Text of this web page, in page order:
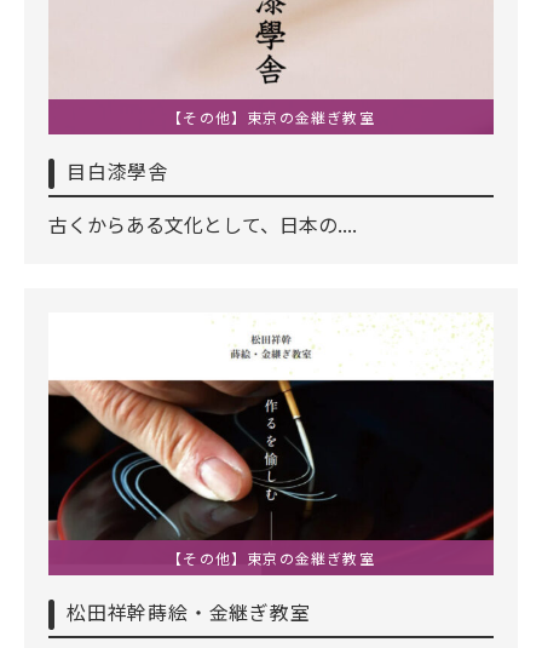
【その他】東京の金継ぎ教室
目白漆學舎
古くからある文化として、日本の....
【その他】東京の金継ぎ教室
松田祥幹蒔絵・金継ぎ教室